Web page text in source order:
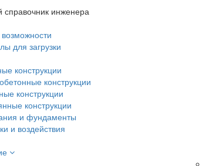
справочник инженера
для загрузки
конструкции
конструкции
конструкции
конструкции
и фундаменты
и воздействия